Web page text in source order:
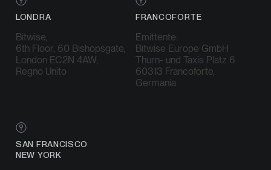
LONDRA
Bitwise,
6th Floor, 60 Bishopsgate,
London EC2N 4AW,
Regno Unito
FRANCOFORTE
Emittente:
Bitwise Europe GmbH
Thurn- und Taxis Platz 6
60313 Francoforte,
Germania
SAN FRANCISCO
NEW YORK